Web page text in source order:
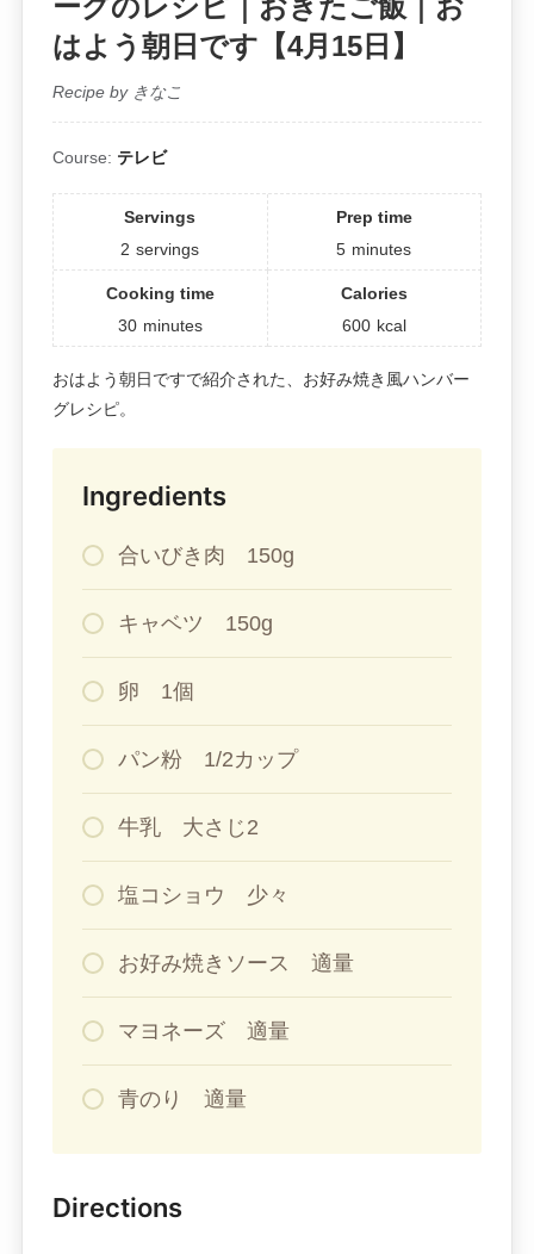
はよう朝日です【4月15日】
Recipe by きなこ
Course: テレビ
Servings
2 servings
Prep time
5 minutes
Cooking time
30 minutes
Calories
600 kcal
おはよう朝日ですで紹介された、お好み焼き風ハンバー
グレシピ。
Ingredients
合いびき肉 150g
キャベツ 150g
卵 1個
パン粉 1/2カップ
牛乳 大さじ2
塩コショウ 少々
お好み焼きソース 適量
マヨネーズ 適量
青のり 適量
Directions